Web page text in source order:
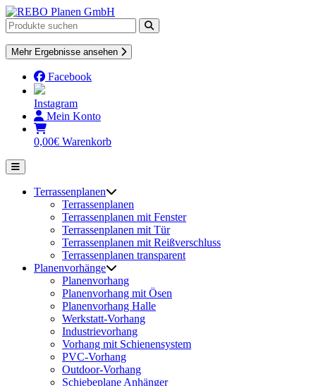
Skip
to
content
Mehr Ergebnisse ansehen
Facebook
Instagram
Mein Konto
0,00€ Warenkorb
Terrassenplanen
Terrassenplanen
Terrassenplanen mit Fenster
Terrassenplanen mit Tür
Terrassenplanen mit Reißverschluss
Terrassenplanen transparent
Planenvorhänge
Planenvorhang
Planenvorhang mit Ösen
Planenvorhang Halle
Werkstatt-Vorhang
Industrievorhang
Vorhang mit Schienensystem
PVC-Vorhang
Outdoor-Vorhang
Schiebeplane Anhänger